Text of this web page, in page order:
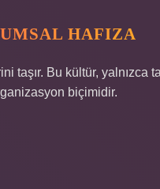
HAFIZA
taşır. Bu kültür, yalnızca
biçimidir.